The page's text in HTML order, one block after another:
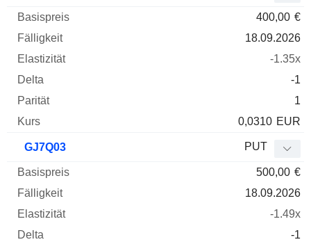
400,00 €
18.09.2026
-1.35x
-1
1
0,0310 EUR
GJ7Q03 PUT
500,00 €
18.09.2026
-1.49x
-1